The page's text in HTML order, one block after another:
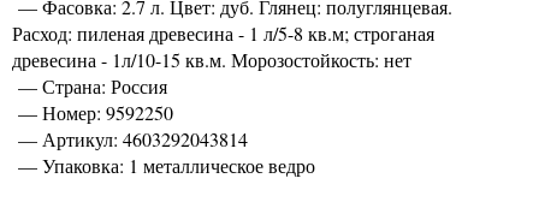
— Фасовка: 2.7 л. Цвет: дуб. Глянец: полуглянцевая.
Расход: пиленая древесина - 1 л/5-8 кв.м; строганая
древесина - 1л/10-15 кв.м. Морозостойкость: нет
— Страна: Россия
— Номер: 9592250
— Артикул: 4603292043814
— Упаковка: 1 металлическое ведро